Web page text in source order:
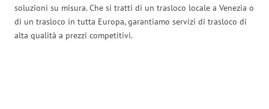
soluzioni su misura. Che si tratti di un trasloco locale a Venezia o
di un trasloco in tutta Europa, garantiamo servizi di trasloco di
alta qualità a prezzi competitivi.